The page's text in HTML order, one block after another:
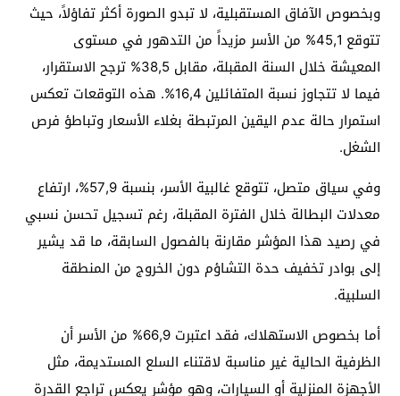
وبخصوص الآفاق المستقبلية، لا تبدو الصورة أكثر تفاؤلاً، حيث
تتوقع 45,1% من الأسر مزيداً من التدهور في مستوى
المعيشة خلال السنة المقبلة، مقابل 38,5% ترجح الاستقرار،
فيما لا تتجاوز نسبة المتفائلين 16,4%. هذه التوقعات تعكس
استمرار حالة عدم اليقين المرتبطة بغلاء الأسعار وتباطؤ فرص
الشغل.
وفي سياق متصل، تتوقع غالبية الأسر، بنسبة 57,9%، ارتفاع
معدلات البطالة خلال الفترة المقبلة، رغم تسجيل تحسن نسبي
في رصيد هذا المؤشر مقارنة بالفصول السابقة، ما قد يشير
إلى بوادر تخفيف حدة التشاؤم دون الخروج من المنطقة
السلبية.
أما بخصوص الاستهلاك، فقد اعتبرت 66,9% من الأسر أن
الظرفية الحالية غير مناسبة لاقتناء السلع المستديمة، مثل
الأجهزة المنزلية أو السيارات، وهو مؤشر يعكس تراجع القدرة